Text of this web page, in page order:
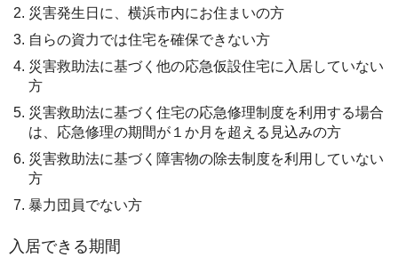
災害発生日に、横浜市内にお住まいの方
自らの資力では住宅を確保できない方
災害救助法に基づく他の応急仮設住宅に入居していない
方
災害救助法に基づく住宅の応急修理制度を利用する場合
は、応急修理の期間が１か月を超える見込みの方
災害救助法に基づく障害物の除去制度を利用していない
方
暴力団員でない方
入居できる期間